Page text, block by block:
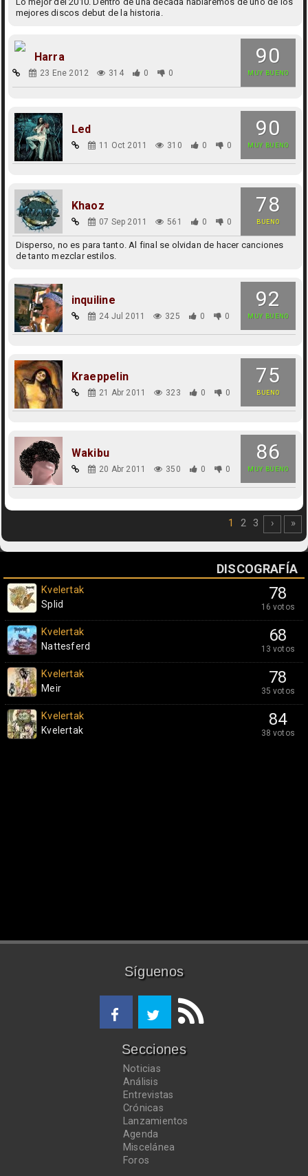
mejores discos debut de la historia.
90
MUY BUENO
Harra
23 Ene 2012 314 0 0
90
MUY BUENO
Led
11 Oct 2011 310 0 0
78
BUENO
Khaoz
07 Sep 2011 561 0 0
Disperso, no es para tanto. Al final se olvidan de hacer canciones
de tanto mezclar estilos.
92
MUY BUENO
inquiline
24 Jul 2011 325 0 0
75
BUENO
Kraeppelin
21 Abr 2011 323 0 0
86
MUY BUENO
Wakibu
20 Abr 2011 350 0 0
1 2 3 › »
DISCOGRAFÍA
78
16 votos
Kvelertak
Splid
68
13 votos
Kvelertak
Nattesferd
78
35 votos
Kvelertak
Meir
84
38 votos
Kvelertak
Kvelertak
Síguenos
Secciones
Noticias
Análisis
Entrevistas
Crónicas
Lanzamientos
Agenda
Miscelánea
Foros